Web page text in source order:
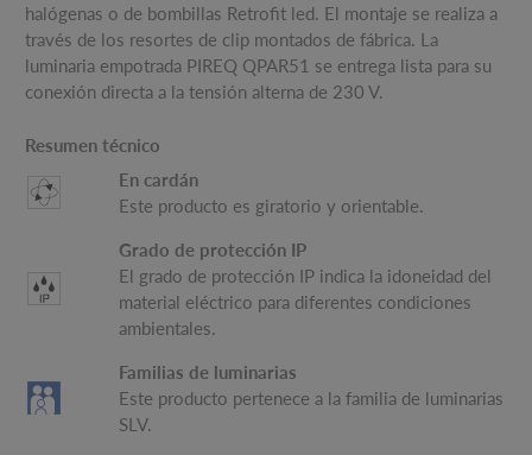
halógenas o de bombillas Retrofit led. El montaje se realiza a
través de los resortes de clip montados de fábrica. La
luminaria empotrada PIREQ QPAR51 se entrega lista para su
conexión directa a la tensión alterna de 230 V.
Resumen técnico
En cardán
Este producto es giratorio y orientable.
Grado de protección IP
El grado de protección IP indica la idoneidad del
material eléctrico para diferentes condiciones
ambientales.
Familias de luminarias
Este producto pertenece a la familia de luminarias
SLV.